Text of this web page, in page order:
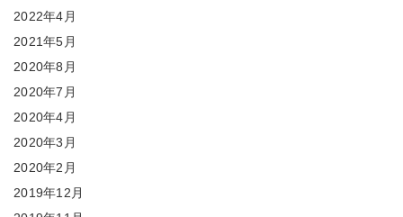
2022年4月
2021年5月
2020年8月
2020年7月
2020年4月
2020年3月
2020年2月
2019年12月